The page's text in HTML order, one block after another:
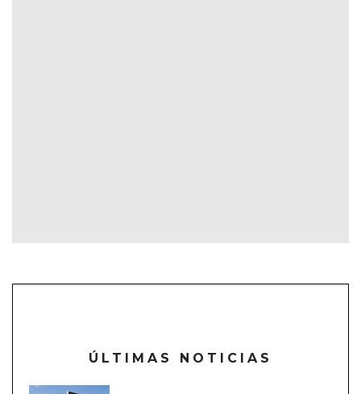
ÚLTIMAS NOTICIAS